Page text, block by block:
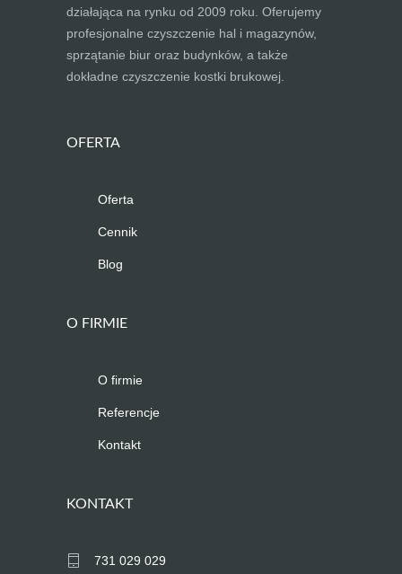
działająca na rynku od 2009 roku. Oferujemy
profesjonalne czyszczenie hal i magazynów,
sprzątanie biur oraz budynków, a także
dokładne czyszczenie kostki brukowej.
OFERTA
Oferta
Cennik
Blog
O FIRMIE
O firmie
Referencje
Kontakt
KONTAKT
731 029 029